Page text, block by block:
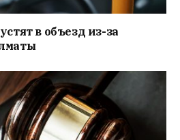
в объезд из-за